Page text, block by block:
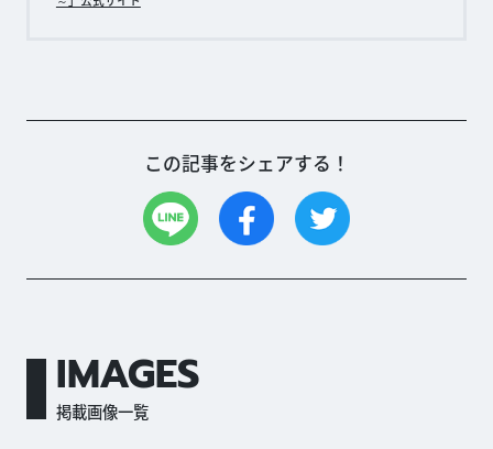
この記事をシェアする！
IMAGES
掲載画像一覧